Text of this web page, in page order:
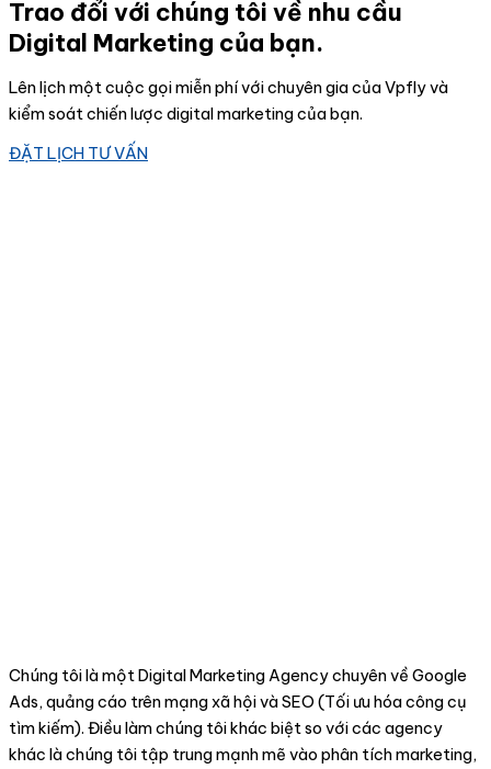
Trao đổi với chúng tôi về nhu cầu
Digital Marketing của bạn.
Lên lịch một cuộc gọi miễn phí với chuyên gia của Vpfly và
kiểm soát chiến lược digital marketing của bạn.
ĐẶT LỊCH TƯ VẤN
Chúng tôi là một Digital Marketing Agency chuyên về Google
Ads, quảng cáo trên mạng xã hội và SEO (Tối ưu hóa công cụ
tìm kiếm). Điều làm chúng tôi khác biệt so với các agency
khác là chúng tôi tập trung mạnh mẽ vào phân tích marketing,